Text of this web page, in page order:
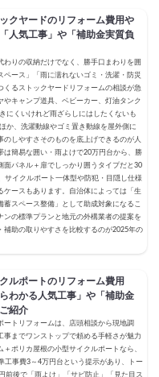
クヤードのリフォーム費用や
人気工事」や「補助金実質負
わりの収納だけでなく、勝手口まわりを囲
ペース」「雨に濡れないゴミ・洗濯・防災
くるストックヤードリフォームの相談が急
やキャンプ道具、ベビーカー、灯油タンク
にくいけれど雨ざらしにはしたくないも
か、洗濯動線やゴミ置き動線を屋外側に
のしやすさそのものを底上げできるのが人
は簡易な囲い・雨よけで20万円台から、勝
面パネル＋扉でしっかり囲うタイプだと30
サイクルポート一体型や防犯・目隠し仕様
ケースもあります。自治体によっては「生
蓄スペース整備」として助成対象になるこ
ンの標準プランと地元の外構業者の提案を
補助の取りやすさを比較するのが2025年の
ルポートのリフォーム費用
わかる人気工事」や「補助金
紹介
ートリフォームは、店頭相談から現地調
事までワンストップで頼める手軽さが魅力
＋ポリカ屋根の小型サイクルポートなら、
工事費3～4万円台という提示があり、トー
前後で「雨よけ」「サビ防止」「見た目ス